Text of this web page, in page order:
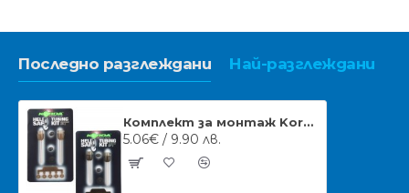
Последно разглеждани Най-разглеждани
Комплект за монтаж Korda Heli Safe Tubing Kit
5.06€ / 9.90 лв.